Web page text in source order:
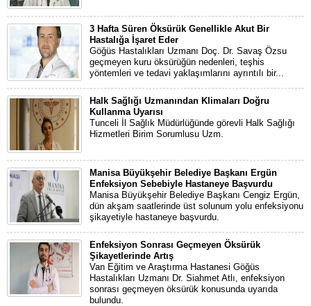
3 Hafta Süren Öksürük Genellikle Akut Bir
Hastalığa İşaret Eder
Göğüs Hastalıkları Uzmanı Doç. Dr. Savaş Özsu
geçmeyen kuru öksürüğün nedenleri, teşhis
yöntemleri ve tedavi yaklaşımlarını ayrıntılı bir...
Halk Sağlığı Uzmanından Klimaları Doğru
Kullanma Uyarısı
Tunceli İl Sağlık Müdürlüğünde görevli Halk Sağlığı
Hizmetleri Birim Sorumlusu Uzm.
Manisa Büyükşehir Belediye Başkanı Ergün
Enfeksiyon Sebebiyle Hastaneye Başvurdu
Manisa Büyükşehir Belediye Başkanı Cengiz Ergün,
dün akşam saatlerinde üst solunum yolu enfeksiyonu
şikayetiyle hastaneye başvurdu.
Enfeksiyon Sonrası Geçmeyen Öksürük
Şikayetlerinde Artış
Van Eğitim ve Araştırma Hastanesi Göğüs
Hastalıkları Uzmanı Dr. Siahmet Atlı, enfeksiyon
sonrası geçmeyen öksürük konusunda uyarıda
bulundu.